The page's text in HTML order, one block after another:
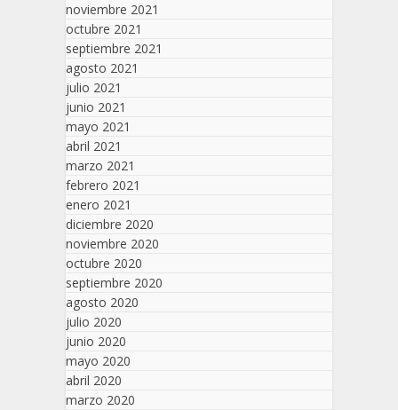
noviembre 2021
octubre 2021
septiembre 2021
agosto 2021
julio 2021
junio 2021
mayo 2021
abril 2021
marzo 2021
febrero 2021
enero 2021
diciembre 2020
noviembre 2020
octubre 2020
septiembre 2020
agosto 2020
julio 2020
junio 2020
mayo 2020
abril 2020
marzo 2020